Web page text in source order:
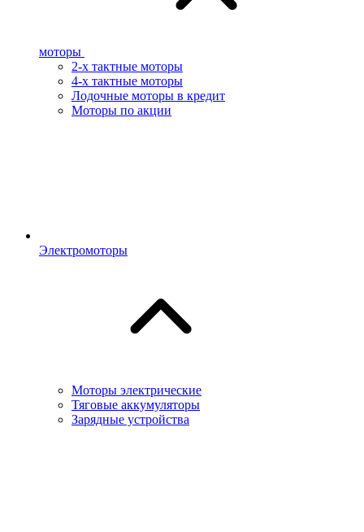
моторы
2-х тактные моторы
4-х тактные моторы
Лодочные моторы в кредит
Моторы по акции
Электромоторы
Моторы электрические
Тяговые аккумуляторы
Зарядные устройства